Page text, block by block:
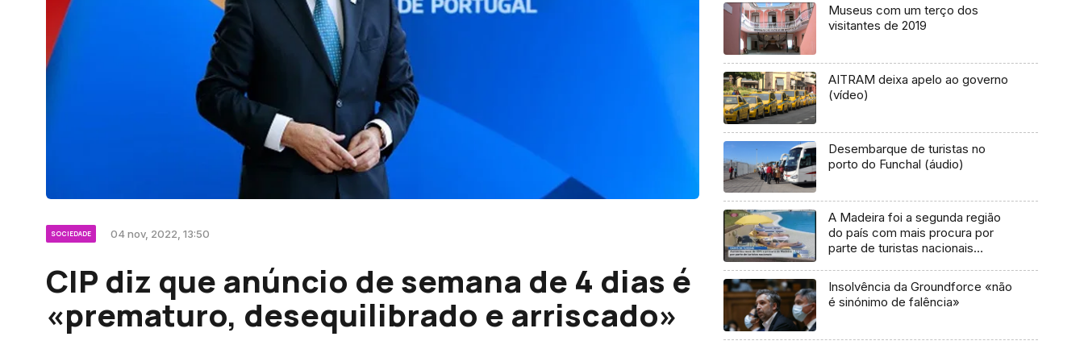
SOCIEDADE 04 nov, 2022, 13:50
CIP diz que anúncio de semana de 4 dias é
«prematuro, desequilibrado e arriscado»
Museus com um terço dos
visitantes de 2019
AITRAM deixa apelo ao governo
(vídeo)
Desembarque de turistas no
porto do Funchal (áudio)
A Madeira foi a segunda região
do país com mais procura por
parte de turistas nacionais
Insolvência da Groundforce «não
é sinónimo de falência»